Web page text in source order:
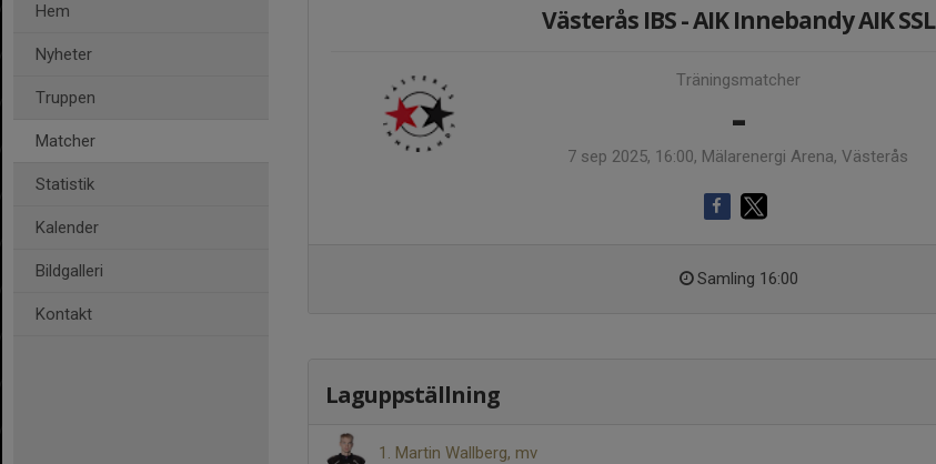
Hem
Nyheter
Truppen
Matcher
Statistik
Kalender
Bildgalleri
Kontakt
Västerås IBS - AIK Innebandy AIK SSL
Träningsmatcher
-
7 sep 2025, 16:00, Mälarenergi Arena, Västerås
Samling 16:00
Laguppställning
1. Martin Wallberg, mv